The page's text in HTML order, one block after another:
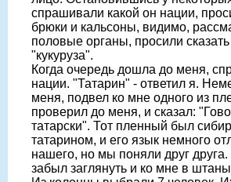
спрашивали какой он нации,
брюки и кальсоны, видимо,
половые органы, просили
"кукуруза".
Когда очередь дошла до меня,
нации. "Татарин" - ответил я.
меня, подвел ко мне одного из
проверил до меня, и сказал:
татарски". Тот пленный был
татарином, и его язык немного
нашего, но мы поняли друг
забыл заглянуть и ко мне в